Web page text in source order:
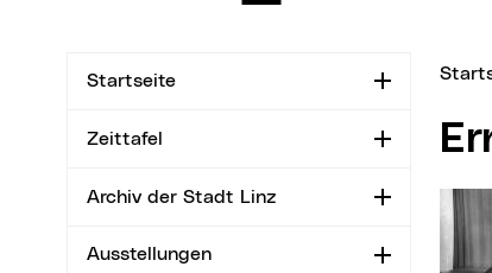
Startseite Aufklappen
Zeittafel Aufklappen
Archiv der Stadt Linz Aufklappen
Ausstellungen Aufklappen
Sie